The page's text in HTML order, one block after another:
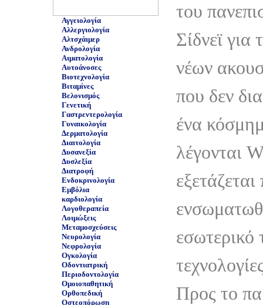
Αγγειολογία
Αλλεργιολογία
Αλτσχάιμερ
Ανδρολογία
Αιματολογία
Αυτοάνοσες
Βιοτεχνολογία
Βιταμίνες
Βελονισμός
Γενετική
Γαστρεντερολογία
Γυναικολογία
Δερματολογία
Διαιτολογία
Δυσανεξία
Δυσλεξία
Διατροφή
Ενδοκρινολογία
Εμβόλια
καρδιολογία
Λογοθεραπεία
Λοιμώξεις
Μεταμοσχεύσεις
Νευρολογία
Νεφρολογία
Ογκολογία
Οδοντιατρική
Περιοδοντολογία
Ομοιοπαθητική
Ορθοπεδική
Οστεοπόρωση
του
Σίδνεϊ για
νέων
που δεν
ένα
λέγονται
εσωτερικό
Προς το